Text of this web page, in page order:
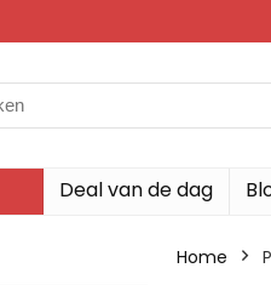
Deal van de dag
Home